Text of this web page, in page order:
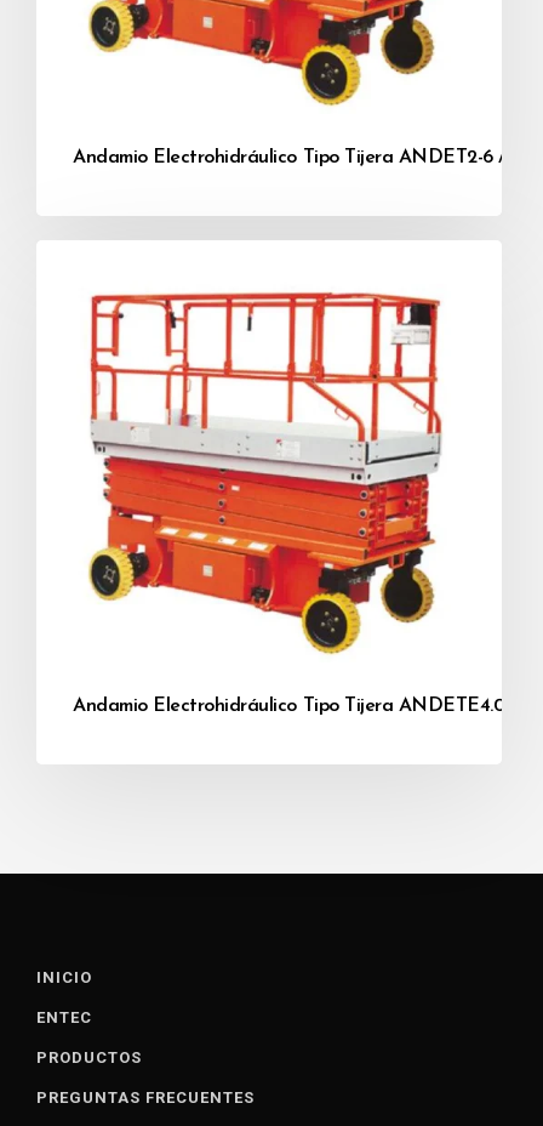
Andamio Electrohidráulico Tipo Tijera ANDET2-6 /
Andamio Electrohidráulico Tipo Tijera ANDETE4.0-
INICIO
ENTEC
PRODUCTOS
PREGUNTAS FRECUENTES